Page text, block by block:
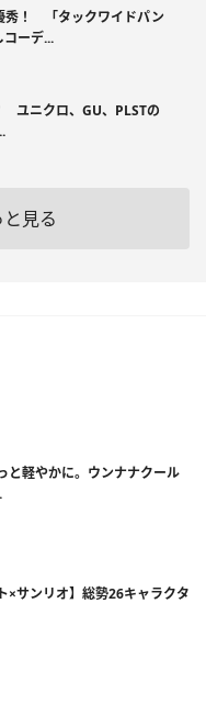
秀！ 「タックワイドパン
ーデ...
ユニクロ、GU、PLSTの
見る
と軽やかに。ウンナナクール
×サンリオ】総勢26キャラクタ